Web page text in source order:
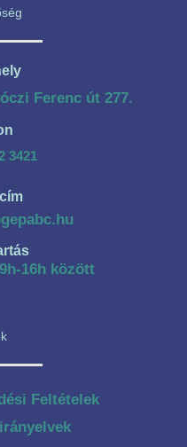
Ferenc út 277.
3421
16h között
Feltételek